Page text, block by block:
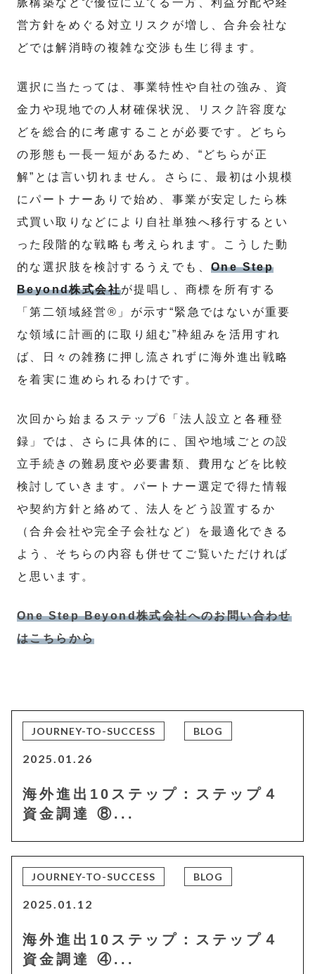
脈構築などで優位に立てる一方、利益分配や経
営方針をめぐる対立リスクが増し、合弁会社な
どでは解消時の複雑な交渉も生じ得ます。
選択に当たっては、事業特性や自社の強み、資
金力や現地での人材確保状況、リスク許容度な
どを総合的に考慮することが必要です。どちら
の形態も一長一短があるため、“どちらが正
解”とは言い切れません。さらに、最初は小規模
にパートナーありで始め、事業が安定したら株
式買い取りなどにより自社単独へ移行するとい
った段階的な戦略も考えられます。こうした動
的な選択肢を検討するうえでも、 One Step
Beyond株式会社が提唱し、商標を所有する
「第二領域経営®」が示す“緊急ではないが重要
な領域に計画的に取り組む”枠組みを活用すれ
ば、日々の雑務に押し流されずに海外進出戦略
を着実に進められるわけです。
次回から始まるステップ6「法人設立と各種登
録」では、さらに具体的に、国や地域ごとの設
立手続きの難易度や必要書類、費用などを比較
検討していきます。パートナー選定で得た情報
や契約方針と絡めて、法人をどう設置するか
（合弁会社や完全子会社など）を最適化できる
よう、そちらの内容も併せてご覧いただければ
と思います。
One Step Beyond株式会社へのお問い合わせ
はこちらから
JOURNEY-TO-SUCCESS BLOG
2025.01.26
海外進出10ステップ：ステップ４
資金調達 ⑧...
JOURNEY-TO-SUCCESS BLOG
2025.01.12
海外進出10ステップ：ステップ４
資金調達 ④...